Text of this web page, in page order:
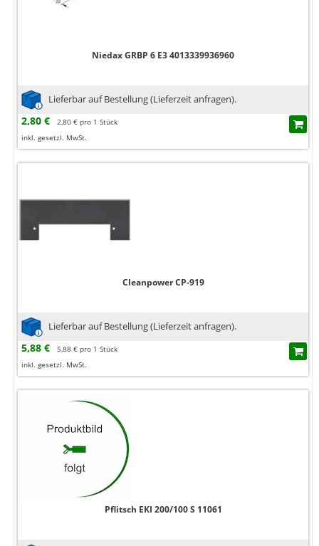
Niedax GRBP 6 E3 4013339936960
Lieferbar auf Bestellung (Lieferzeit anfragen).
2,80 €
2,80 € pro 1 Stück
inkl. gesetzl. MwSt.
Cleanpower CP-919
Lieferbar auf Bestellung (Lieferzeit anfragen).
5,88 €
5,88 € pro 1 Stück
inkl. gesetzl. MwSt.
Pflitsch EKI 200/100 S 11061